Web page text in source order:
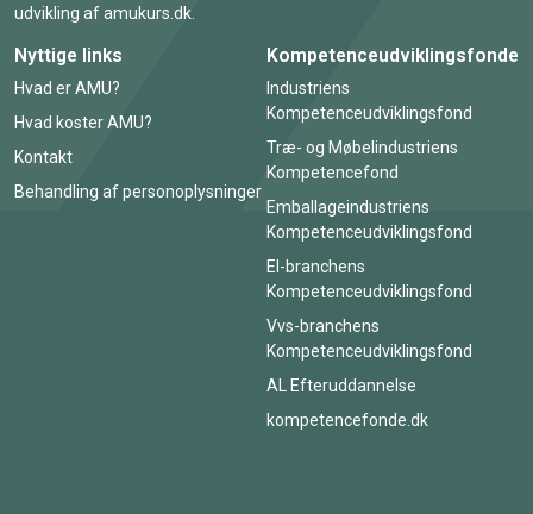
udvikling af amukurs.dk.
Nyttige links
Hvad er AMU?
Hvad koster AMU?
Kontakt
Behandling af personoplysninger
Kompetenceudviklingsfonde
Industriens
Kompetenceudviklingsfond
Træ- og Møbelindustriens
Kompetencefond
Emballageindustriens
Kompetenceudviklingsfond
El-branchens
Kompetenceudviklingsfond
Vvs-branchens
Kompetenceudviklingsfond
AL Efteruddannelse
kompetencefonde.dk